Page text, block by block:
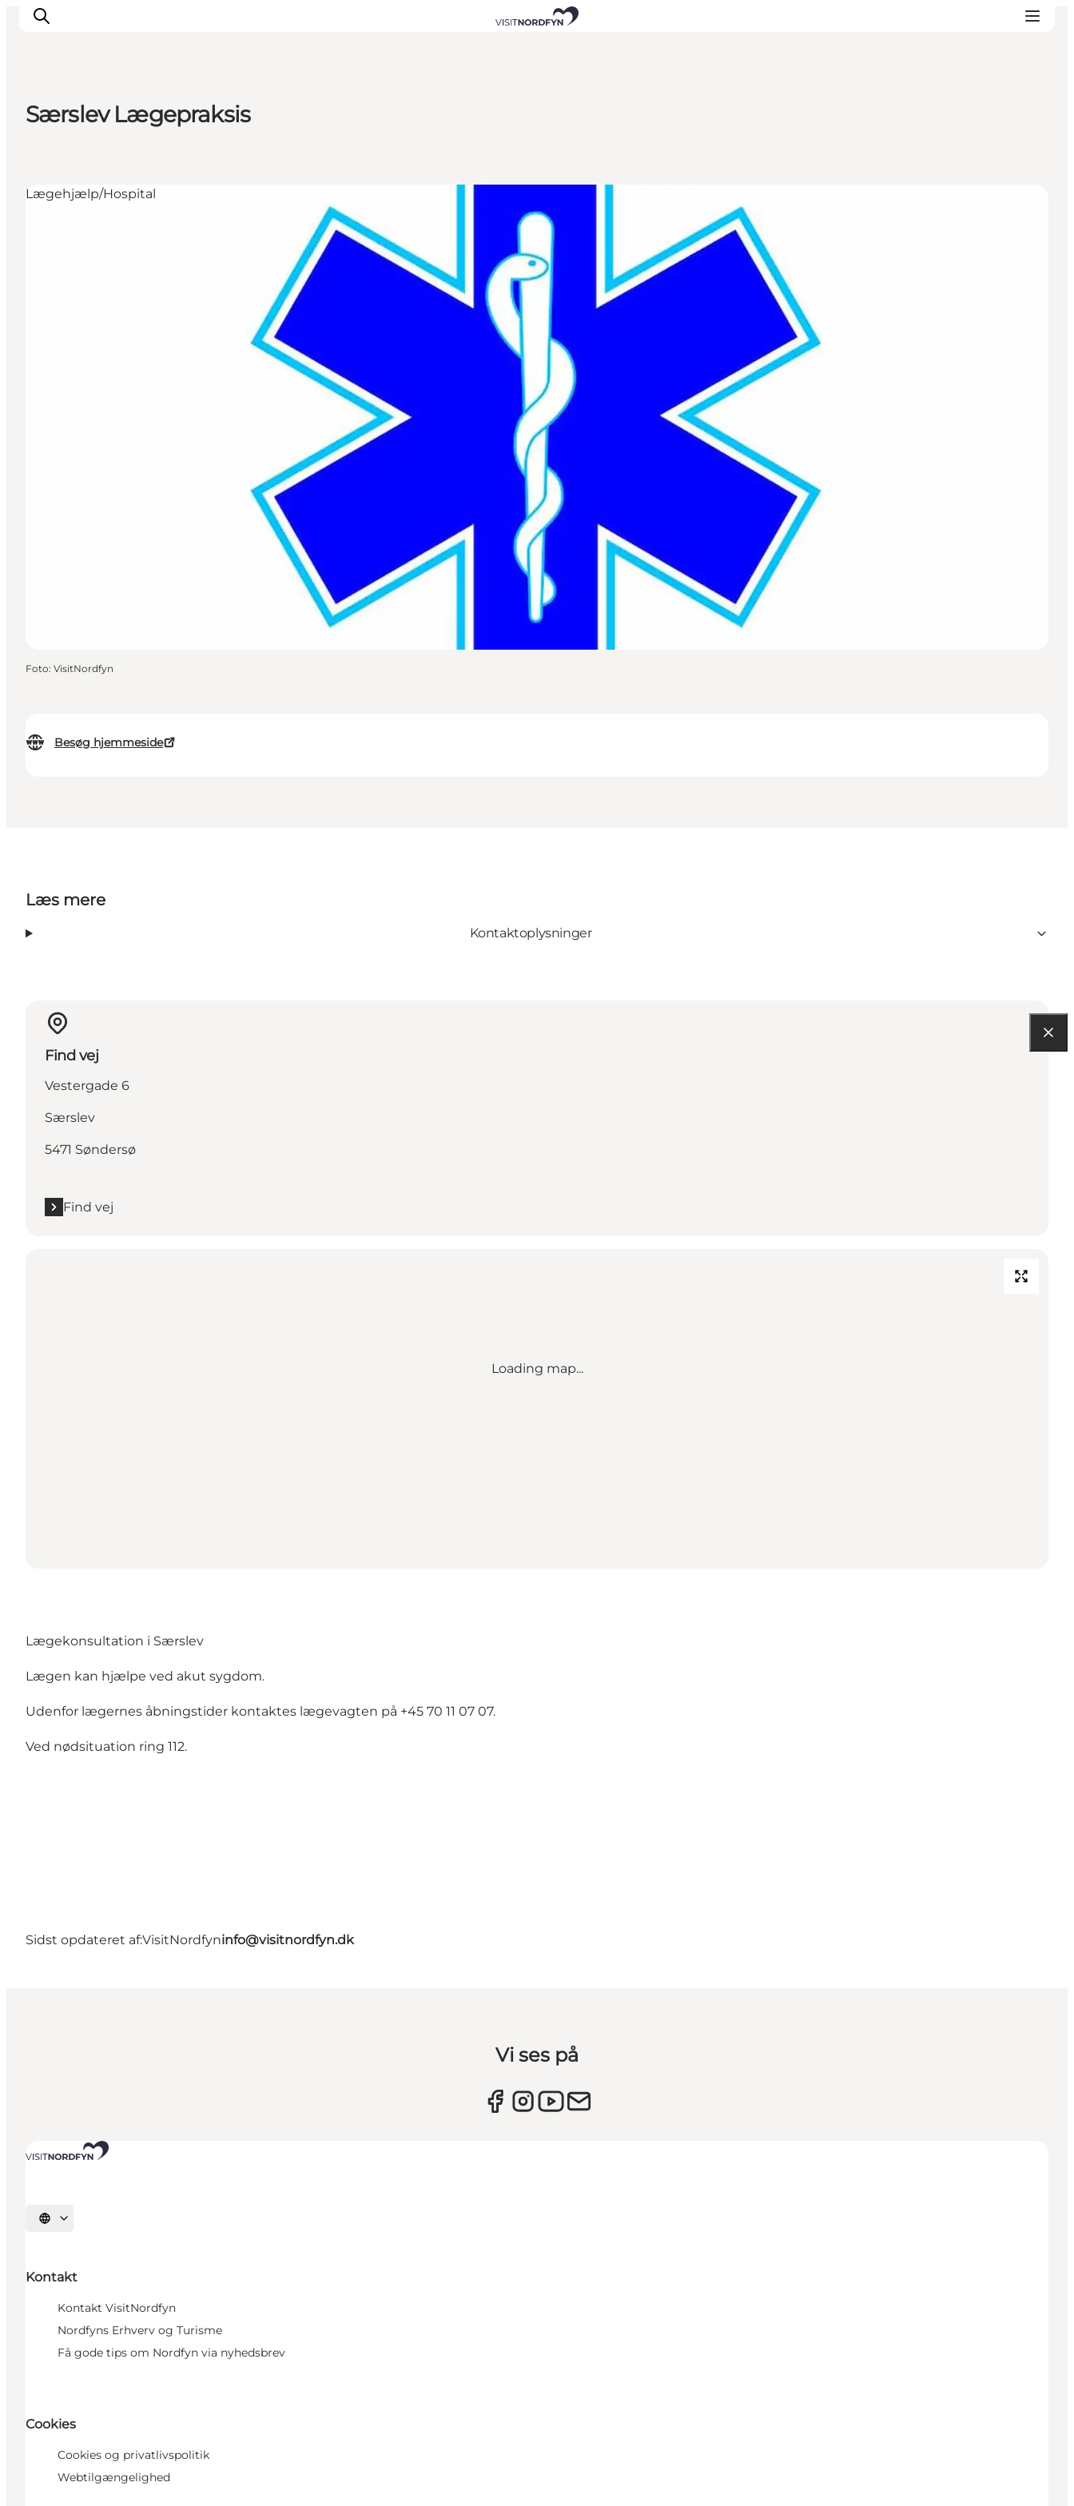
Overnatning
Særslev Lægepraksis
Besøg hjemmeside
Lægehjælp/Hospital
Foto: VisitNordfyn
Læs mere
Kontaktoplysninger
Find vej
Vestergade 6
Særslev
5471 Søndersø
Find vej
Loading map...
Lægekonsultation i Særslev
Lægen kan hjælpe ved akut sygdom.
Udenfor lægernes åbningstider kontaktes lægevagten på +45 70 11 07 07.
Ved nødsituation ring 112.
Sidst opdateret af:VisitNordfyninfo@visitnordfyn.dk
Vi ses på
Vælg sprog
Kontakt
Kontakt VisitNordfyn
Nordfyns Erhverv og Turisme
Få gode tips om Nordfyn via nyhedsbrev
Cookies
Cookies og privatlivspolitik
Webtilgængelighed